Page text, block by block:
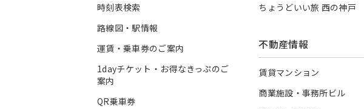
時刻表検索
路線図・駅情報
運賃・乗車券のご案内
1dayチケット・お得なきっぷのご
案内
QR乗車券
ちょうどいい旅 西の神戸
不動産情報
賃貸マンション
商業施設・事務所ビル